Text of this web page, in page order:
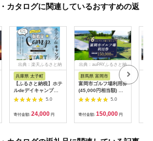
カタログに関連しているおすすめの返
出典：楽天ふるさと納
税
兵庫県 太子町
【ふるさと納税】ホテ
ルdeデイキャンプ体
験チケット
【1364991】
5.0
寄付金額: 24,000 円
出典：auPAYふるさと納
群馬県 富岡市
富岡市ゴルフ場利用券
(45,000円相当額) ゴ
ルフ チケット 平日 土
日 祝日 プレー券 関東
群馬県 首都圏 F20E-
382
5.0
寄付金額: 150,000 円